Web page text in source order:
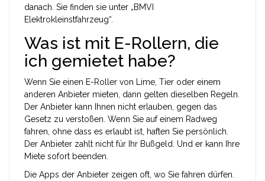
danach. Sie finden sie unter „BMVI
Elektrokleinstfahrzeug“.
Was ist mit E-Rollern, die
ich gemietet habe?
Wenn Sie einen E-Roller von Lime, Tier oder einem
anderen Anbieter mieten, dann gelten dieselben Regeln.
Der Anbieter kann Ihnen nicht erlauben, gegen das
Gesetz zu verstoßen. Wenn Sie auf einem Radweg
fahren, ohne dass es erlaubt ist, haften Sie persönlich.
Der Anbieter zahlt nicht für Ihr Bußgeld. Und er kann Ihre
Miete sofort beenden.
Die Apps der Anbieter zeigen oft, wo Sie fahren dürfen.